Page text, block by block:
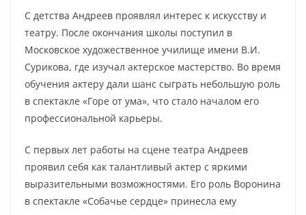
С детства Андреев проявлял интерес к искусству и
театру. После окончания школы поступил в
Московское художественное училище имени В.И.
Сурикова, где изучал актерское мастерство. Во время
обучения актеру дали шанс сыграть небольшую роль
в спектакле «Горе от ума», что стало началом его
профессиональной карьеры.
С первых лет работы на сцене театра Андреев
проявил себя как талантливый актер с яркими
выразительными возможностями. Его роль Воронина
в спектакле «Собачье сердце» принесла ему